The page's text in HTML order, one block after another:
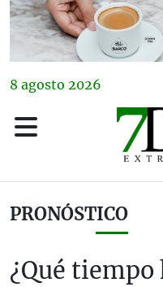
8 agosto 2026
PRONÓSTICO
¿Qué